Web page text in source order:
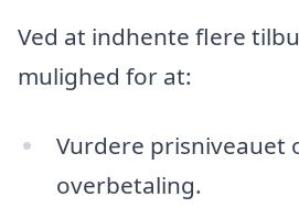
Ved at indhente flere
mulighed for at:
Vurdere prisniveauet
overbetaling.